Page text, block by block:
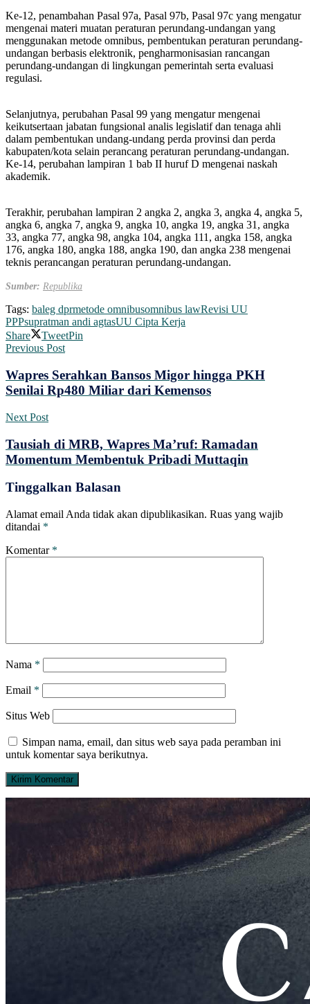
Ke-12, penambahan Pasal 97a, Pasal 97b, Pasal 97c yang mengatur
mengenai materi muatan peraturan perundang-undangan yang
menggunakan metode omnibus, pembentukan peraturan perundang-
undangan berbasis elektronik, pengharmonisasian rancangan
perundang-undangan di lingkungan pemerintah serta evaluasi
regulasi.
Selanjutnya, perubahan Pasal 99 yang mengatur mengenai
keikutsertaan jabatan fungsional analis legislatif dan tenaga ahli
dalam pembentukan undang-undang perda provinsi dan perda
kabupaten/kota selain perancang peraturan perundang-undangan.
Ke-14, perubahan lampiran 1 bab II huruf D mengenai naskah
akademik.
Terakhir, perubahan lampiran 2 angka 2, angka 3, angka 4, angka 5,
angka 6, angka 7, angka 9, angka 10, angka 19, angka 31, angka
33, angka 77, angka 98, angka 104, angka 111, angka 158, angka
176, angka 180, angka 188, angka 190, dan angka 238 mengenai
teknis perancangan peraturan perundang-undangan.
Sumber: Republika
Tags: baleg dprmetode omnibusomnibus lawRevisi UU
PPPsupratman andi agtasUU Cipta Kerja
Share
TweetPin
Previous Post
Wapres Serahkan Bansos Migor hingga PKH
Senilai Rp480 Miliar dari Kemensos
Next Post
Tausiah di MRB, Wapres Ma’ruf: Ramadan
Momentum Membentuk Pribadi Muttaqin
Tinggalkan Balasan
Alamat email Anda tidak akan dipublikasikan. Ruas yang wajib
ditandai *
Komentar *
Nama *
Email *
Situs Web
Simpan nama, email, dan situs web saya pada peramban ini
untuk komentar saya berikutnya.